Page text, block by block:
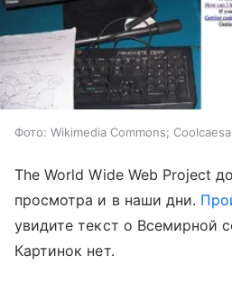
Фото: Wikimedia Commons;
The World Wide Web Project
просмотра и в наши дни.
увидите текст о Всемирной
Картинок нет.